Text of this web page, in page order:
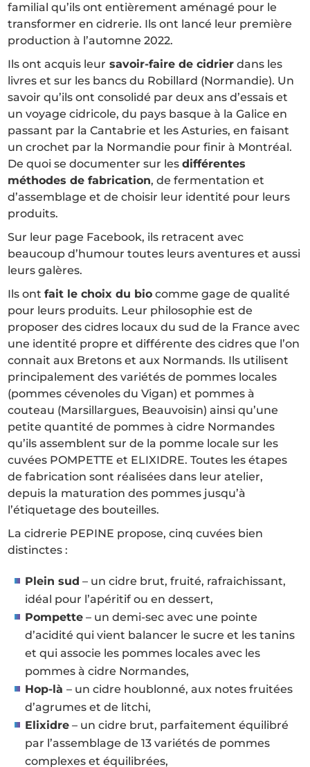
familial qu’ils ont entièrement aménagé pour le
transformer en cidrerie. Ils ont lancé leur première
production à l’automne 2022.
Ils ont acquis leur savoir-faire de cidrier dans les
livres et sur les bancs du Robillard (Normandie). Un
savoir qu’ils ont consolidé par deux ans d’essais et
un voyage cidricole, du pays basque à la Galice en
passant par la Cantabrie et les Asturies, en faisant
un crochet par la Normandie pour finir à Montréal.
De quoi se documenter sur lesdifférentes
méthodes de fabrication, de fermentation et
d’assemblage et de choisir leur identité pour leurs
produits.
Sur leur page Facebook, ils retracent avec
beaucoup d’humour toutes leurs aventures et aussi
leurs galères.
Ils ontfait le choix du bio comme gage de qualité
pour leurs produits. Leur philosophie est de
proposer des cidres locaux du sud de la France avec
une identité propre et différente des cidres que l’on
connait aux Bretons et aux Normands. Ils utilisent
principalement des variétés de pommes locales
(pommes cévenoles du Vigan) et pommes à
couteau (Marsillargues, Beauvoisin) ainsi qu’une
petite quantité de pommes à cidre Normandes
qu’ils assemblent sur de la pomme locale sur les
cuvées POMPETTE et ELIXIDRE. Toutes les étapes
de fabrication sont réalisées dans leur atelier,
depuis la maturation des pommes jusqu’à
l’étiquetage des bouteilles.
La cidrerie PEPINE propose, cinq cuvées bien
distinctes :
Plein sud – un cidre brut, fruité, rafraichissant,
idéal pour l’apéritif ou en dessert,
Pompette – un demi-sec avec une pointe
d’acidité qui vient balancer le sucre et les tanins
et qui associe les pommes locales avec les
pommes à cidre Normandes,
Hop-là– un cidre houblonné, aux notes fruitées
d’agrumes et de litchi,
Elixidre – un cidre brut, parfaitement équilibré
par l’assemblage de 13 variétés de pommes
complexes et équilibrées,